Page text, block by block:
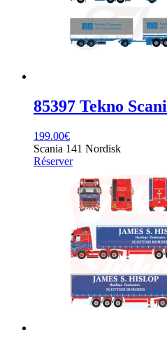
85397 Tekno
199.00€
Scania 141 Nordisk
Réserver